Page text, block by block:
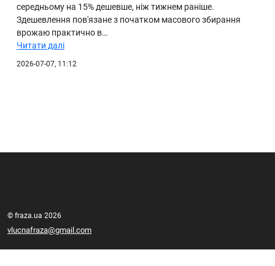
середньому на 15% дешевше, ніж тижнем раніше.
Здешевлення пов'язане з початком масового збирання
врожаю практично в…
Читати далі
2026-07-07, 11:12
© fraza.ua 2026
vlucnafraza@gmail.com